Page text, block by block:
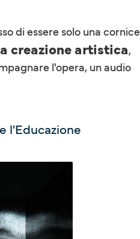
di essere solo una cornice
creazione artistica,
l'opera, un audio
l'Educazione